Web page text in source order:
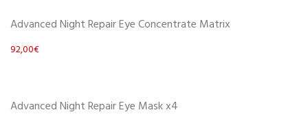
Advanced Night Repair Eye Concentrate Matrix
92,00€
Advanced Night Repair Eye Mask x4